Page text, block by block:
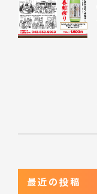
最近の投稿